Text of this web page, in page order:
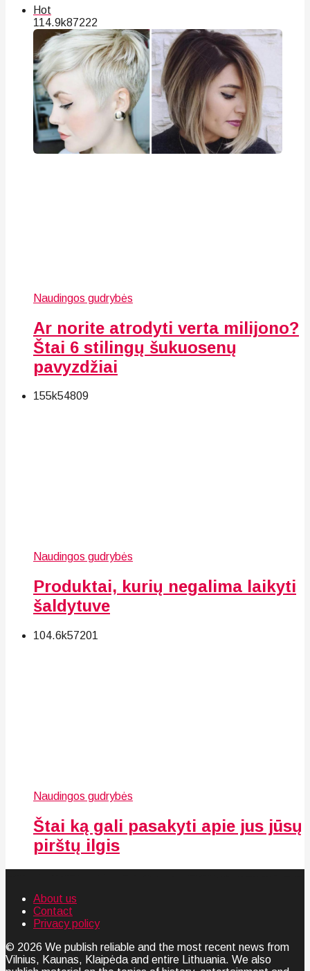
Hot
114.9k87222
Naudingos gudrybės
Ar norite atrodyti verta milijono?
Štai 6 stilingų šukuosenų
pavyzdžiai
155k54809
Naudingos gudrybės
Produktai, kurių negalima laikyti
šaldytuve
104.6k57201
Naudingos gudrybės
Štai ką gali pasakyti apie jus jūsų
pirštų ilgis
About us
Contact
Privacy policy
© 2026 We publish reliable and the most recent news from
Vilnius, Kaunas, Klaipėda and entire Lithuania. We also